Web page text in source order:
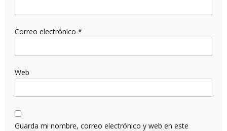
Correo electrónico *
Web
Guarda mi nombre, correo electrónico y web en este